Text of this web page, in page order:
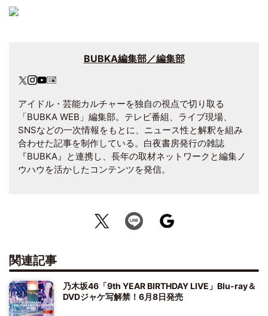
BUBKA編集部／編集部
アイドル・芸能カルチャーを独自の視点で切り取る
「BUBKA WEB」編集部。テレビ番組、ライブ現場、
SNSなどの一次情報をもとに、ニュース性と解釈を組み
合わせた記事を制作している。白夜書房発行の雑誌
『BUBKA』と連携し、長年の取材ネットワークと編集ノ
ウハウを活かしたコンテンツを発信。
関連記事
乃木坂46「9th YEAR BIRTHDAY LIVE」Blu-ray＆
DVDジャケ写解禁！6月8日発売